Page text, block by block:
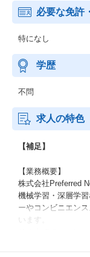
必要な免許
特になし
学歴
不問
求人の特色
【補足】
【業務概要】
株式会社Preferred
機械学習・深層学
ーやコンビニエン
います。